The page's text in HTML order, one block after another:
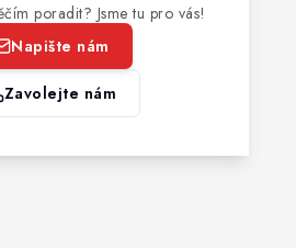
poradit? Jsme tu pro vás!
Napište nám
Zavolejte nám